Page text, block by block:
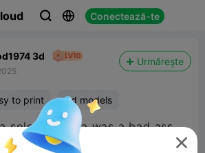
  Conectează-te
3d Urmărește
to print 3d models
solo.. if santa was a bad ass.
this.
